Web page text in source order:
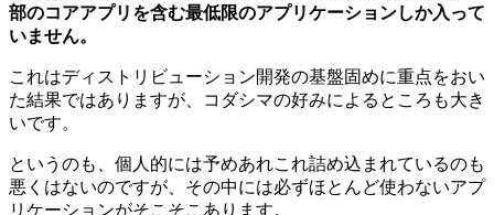
部のコアアプリを含む最低限のアプリケーションしか入って
いません。
これはディストリビューション開発の基盤固めに重点をおい
た結果ではありますが、コダシマの好みによるところも大き
いです。
というのも、個人的には予めあれこれ詰め込まれているのも
悪くはないのですが、その中には必ずほとんど使わないアプ
リケーションがそこそこあります。